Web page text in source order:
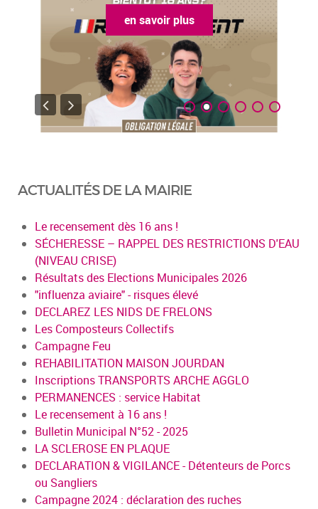
en savoir plus
ACTUALITÉS DE LA MAIRIE
Le recensement dès 16 ans !
SÉCHERESSE – RAPPEL DES RESTRICTIONS D'EAU
(NIVEAU CRISE)
Résultats des Elections Municipales 2026
"influenza aviaire" - risques élevé
DECLAREZ LES NIDS DE FRELONS
Les Composteurs Collectifs
Campagne Feu
REHABILITATION MAISON JOURDAN
Inscriptions TRANSPORTS ARCHE AGGLO
PERMANENCES : service Habitat
Le recensement à 16 ans !
Bulletin Municipal N°52 - 2025
LA SCLEROSE EN PLAQUE
DECLARATION & VIGILANCE - Détenteurs de Porcs
ou Sangliers
Campagne 2024 : déclaration des ruches